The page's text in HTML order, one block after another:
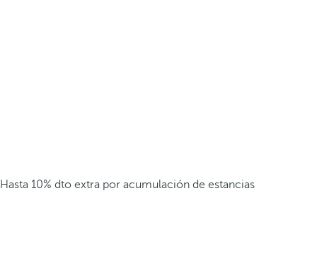
Hasta 10% dto extra por acumulación de estancias